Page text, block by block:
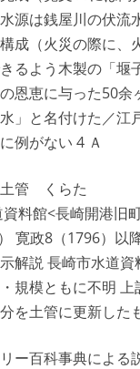
源は銭屋川の伏流
成（火災の際に、
るよう木製の「堰
恩恵に与った50余
」と名付けた／江
例がない 4 Ａ
土管 くらた
料館<長崎開港旧
寛政8（1796）以
解説 長崎市水道
規模ともに不明 上
を土管に更新した
ー百科事典による